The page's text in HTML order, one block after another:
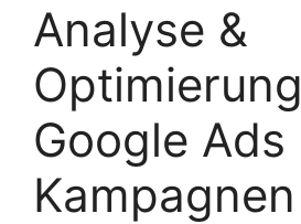
Analyse &
Optimierung
Google Ads
Kampagnen